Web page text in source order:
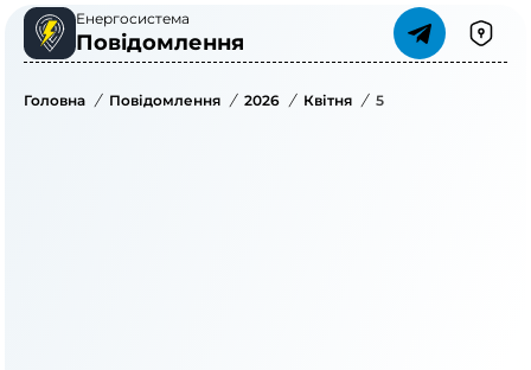
Енергосистема
Повідомлення
Головна / Повідомлення / 2026 / Квітня / 5